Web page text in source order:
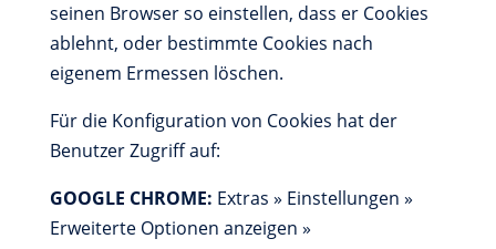
seinen Browser so einstellen, dass er Cookies
ablehnt, oder bestimmte Cookies nach
eigenem Ermessen löschen.
Für die Konfiguration von Cookies hat der
Benutzer Zugriff auf:
GOOGLE CHROME: Extras » Einstellungen »
Erweiterte Optionen anzeigen »